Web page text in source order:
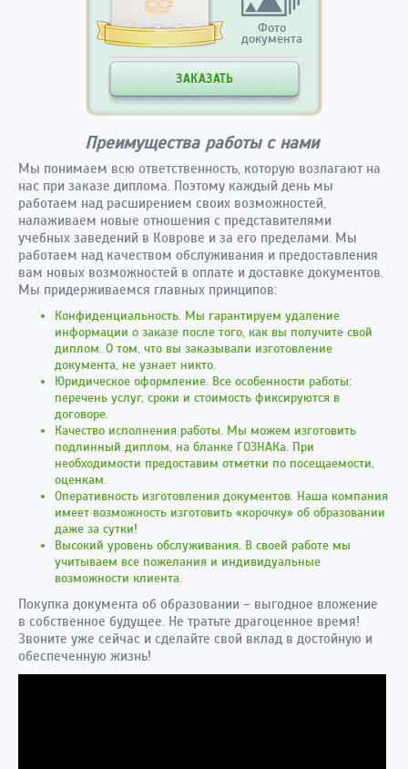
Фото
документа
ЗАКАЗАТЬ
Преимущества работы с нами
Мы понимаем всю ответственность, которую возлагают на
нас при заказе диплома. Поэтому каждый день мы
работаем над расширением своих возможностей,
налаживаем новые отношения с представителями
учебных заведений в Коврове и за его пределами. Мы
работаем над качеством обслуживания и предоставления
вам новых возможностей в оплате и доставке документов.
Мы придерживаемся главных принципов:
Конфиденциальность. Мы гарантируем удаление
информации о заказе после того, как вы получите свой
диплом. О том, что вы заказывали изготовление
документа, не узнает никто.
Юридическое оформление. Все особенности работы:
перечень услуг, сроки и стоимость фиксируются в
договоре.
Качество исполнения работы. Мы можем изготовить
подлинный диплом, на бланке ГОЗНАКа. При
необходимости предоставим отметки по посещаемости,
оценкам.
Оперативность изготовления документов. Наша компания
имеет возможность изготовить «корочку» об образовании
даже за сутки!
Высокий уровень обслуживания. В своей работе мы
учитываем все пожелания и индивидуальные
возможности клиента.
Покупка документа об образовании – выгодное вложение
в собственное будущее. Не тратьте драгоценное время!
Звоните уже сейчас и сделайте свой вклад в достойную и
обеспеченную жизнь!